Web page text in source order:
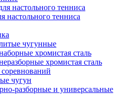
настольного тенниса
настольного тенниса
чугунные
хромистая сталь
хромистая сталь
чугун
разборные и универсальные